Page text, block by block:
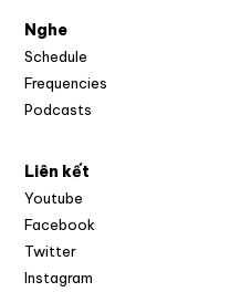
Nghe
Schedule
Frequencies
Podcasts
Liên kết
Youtube
Facebook
Twitter
Instagram